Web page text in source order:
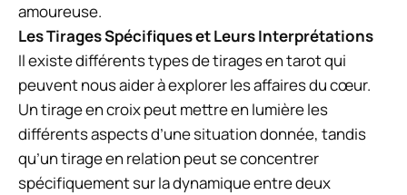
amoureuse.
Les Tirages Spécifiques et Leurs Interprétations
Il existe différents types de tirages en tarot qui
peuvent nous aider à explorer les affaires du cœur.
Un tirage en croix peut mettre en lumière les
différents aspects d’une situation donnée, tandis
qu’un tirage en relation peut se concentrer
spécifiquement sur la dynamique entre deux